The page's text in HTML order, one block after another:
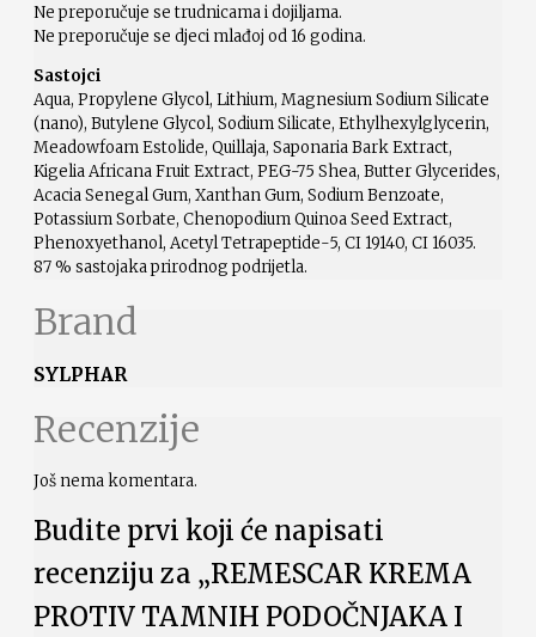
Ne preporučuje se trudnicama i dojiljama.
Ne preporučuje se djeci mlađoj od 16 godina.
Sastojci
Aqua, Propylene Glycol, Lithium, Magnesium Sodium Silicate
(nano), Butylene Glycol, Sodium Silicate, Ethylhexylglycerin,
Meadowfoam Estolide, Quillaja, Saponaria Bark Extract,
Kigelia Africana Fruit Extract, PEG-75 Shea, Butter Glycerides,
Acacia Senegal Gum, Xanthan Gum, Sodium Benzoate,
Potassium Sorbate, Chenopodium Quinoa Seed Extract,
Phenoxyethanol, Acetyl Tetrapeptide-5, CI 19140, CI 16035.
87 % sastojaka prirodnog podrijetla.
Brand
SYLPHAR
Recenzije
Još nema komentara.
Budite prvi koji će napisati
recenziju za „REMESCAR KREMA
PROTIV TAMNIH PODOČNJAKA I